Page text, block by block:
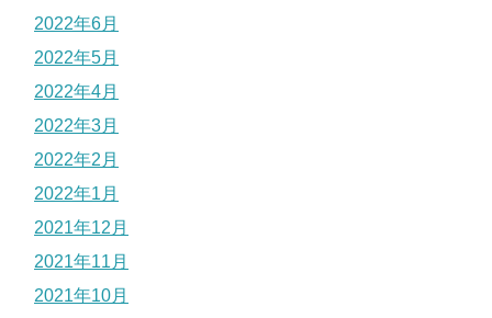
2022年6月
2022年5月
2022年4月
2022年3月
2022年2月
2022年1月
2021年12月
2021年11月
2021年10月